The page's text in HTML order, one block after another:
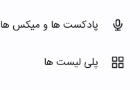
پادکست ها و میکس ها
پلی لیست ها